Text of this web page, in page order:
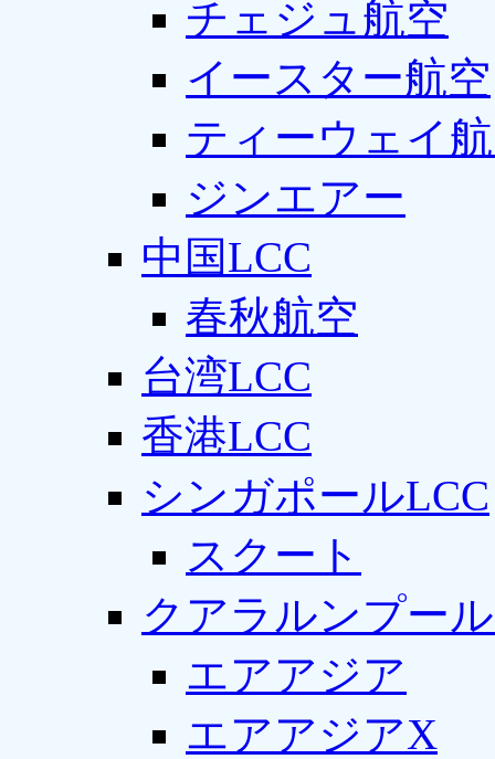
チェジュ航空
イースター航空
ティーウェイ
ジンエアー
中国LCC
春秋航空
台湾LCC
香港LCC
シンガポールLCC
スクート
クアラルンプー
エアアジア
エアアジアX